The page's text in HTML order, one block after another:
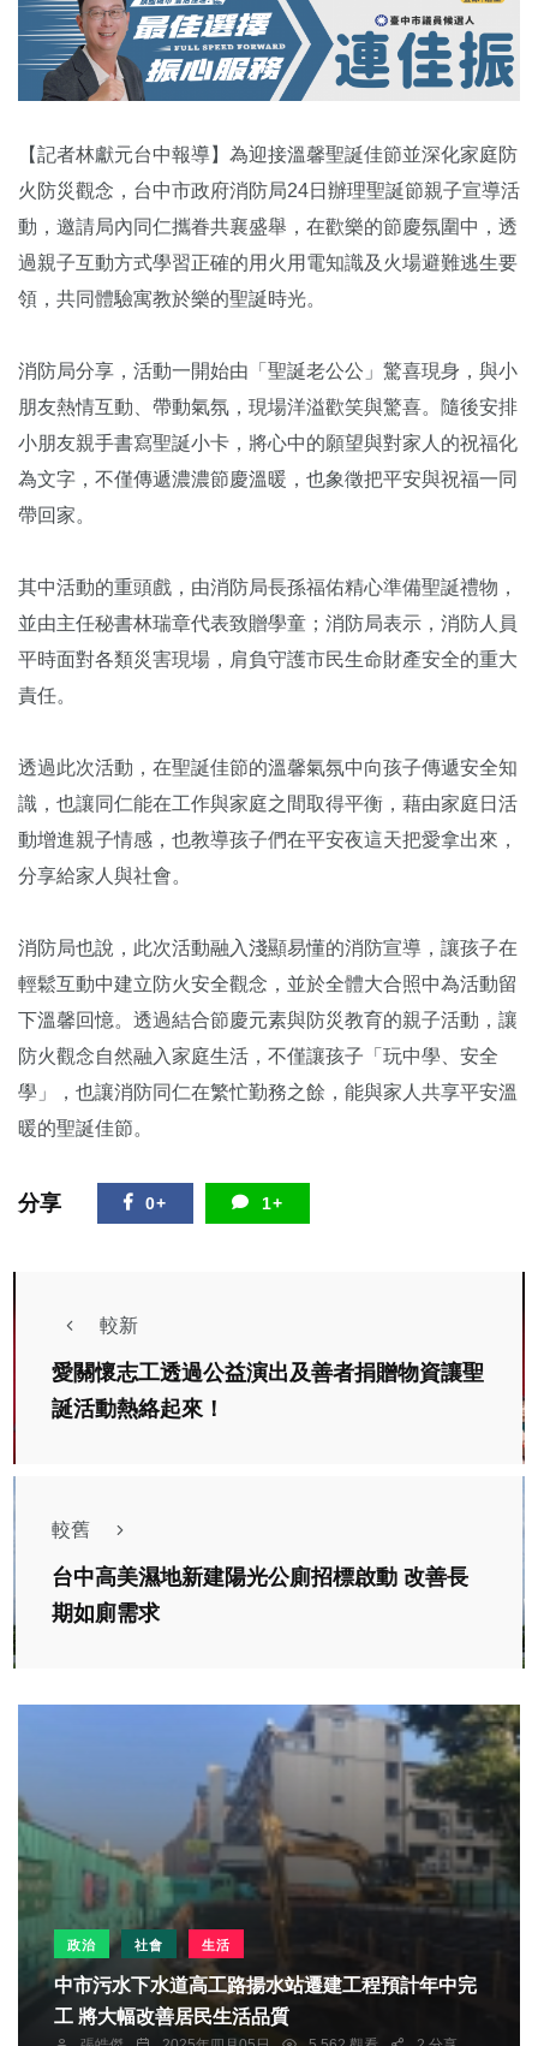
【記者林獻元台中報導】為迎接溫馨聖誕佳節並深化家庭防
火防災觀念，台中市政府消防局24日辦理聖誕節親子宣導活
動，邀請局內同仁攜眷共襄盛舉，在歡樂的節慶氛圍中，透
過親子互動方式學習正確的用火用電知識及火場避難逃生要
領，共同體驗寓教於樂的聖誕時光。
消防局分享，活動一開始由「聖誕老公公」驚喜現身，與小
朋友熱情互動、帶動氣氛，現場洋溢歡笑與驚喜。隨後安排
小朋友親手書寫聖誕小卡，將心中的願望與對家人的祝福化
為文字，不僅傳遞濃濃節慶溫暖，也象徵把平安與祝福一同
帶回家。
其中活動的重頭戲，由消防局長孫福佑精心準備聖誕禮物，
並由主任秘書林瑞章代表致贈學童；消防局表示，消防人員
平時面對各類災害現場，肩負守護市民生命財產安全的重大
責任。
透過此次活動，在聖誕佳節的溫馨氣氛中向孩子傳遞安全知
識，也讓同仁能在工作與家庭之間取得平衡，藉由家庭日活
動增進親子情感，也教導孩子們在平安夜這天把愛拿出來，
分享給家人與社會。
消防局也說，此次活動融入淺顯易懂的消防宣導，讓孩子在
輕鬆互動中建立防火安全觀念，並於全體大合照中為活動留
下溫馨回憶。透過結合節慶元素與防災教育的親子活動，讓
防火觀念自然融入家庭生活，不僅讓孩子「玩中學、安全
學」，也讓消防同仁在繁忙勤務之餘，能與家人共享平安溫
暖的聖誕佳節。
分享 0+ 1+
較新
愛關懷志工透過公益演出及善者捐贈物資讓聖
誕活動熱絡起來！
較舊
台中高美濕地新建陽光公廁招標啟動 改善長
期如廁需求
政治 社會 生活
中市污水下水道高工路揚水站遷建工程預計年中完
工 將大幅改善居民生活品質